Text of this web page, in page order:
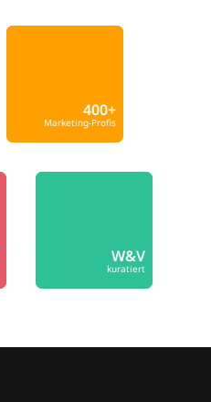
400+
Marketing-Profis
W&V
kuratiert